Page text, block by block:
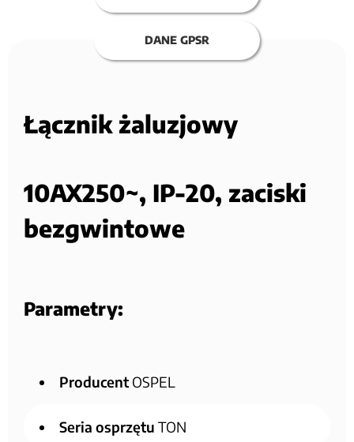
DANE GPSR
Łącznik żaluzjowy
10AX250~, IP-20, zaciski
bezgwintowe
Parametry:
Producent OSPEL
Seria osprzętu TON